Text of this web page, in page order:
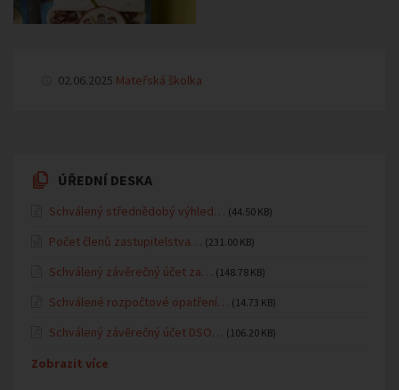
02.06.2025 Mateřská školka
ÚŘEDNÍ DESKA
Schválený střednědobý výhled… (44.50 KB)
Počet členů zastupitelstva… (231.00 KB)
Schválený závěrečný účet za… (148.78 KB)
Schválené rozpočtové opatření… (14.73 KB)
Schválený závěrečný účet DSO… (106.20 KB)
Zobrazit více